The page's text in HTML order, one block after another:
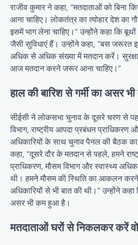
राजीव कुमार ने कहा, “मतदाताओं को बिना
आना चाहिए। लोकतंत्र का त्योहार देश का
इसमें भाग लेना चाहिए।” उन्होंने कहा कि
जैसी सुविधाएं हैं। उन्होंने कहा, “बस जरूरत
अधिक से अधिक संख्या में मतदान करें।
आज मतदान करने जरूर आना चाहिए।”
हाल की बारिश से गर्मी का असर
सीईसी ने लोकसभा चुनाव के दूसरे चरण से
विभाग, राष्ट्रीय आपदा प्रबंधन प्राधिकरण
अधिकारियों के साथ चुनाव पैनल की बैठक
कहा, “दूसरे दौर के मतदान से पहले, हमने
प्राधिकरण, मौसम विभाग और स्वास्थ्य
थी। हमने मौसम की स्थिति का आकलन करने
अधिकारियों से भी बात की थी।” उन्होंने कहा
असर भी कम हुआ है।
मतदाताओं घरों से निकलकर करें